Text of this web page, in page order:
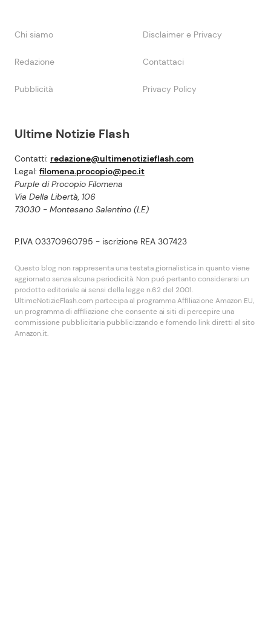
Ultime Notizie Flash
Contatti: redazione@ultimenotizieflash.com
Legal: filomena.procopio@pec.it
Purple di Procopio Filomena
Via Della Libertà, 106
73030 - Montesano Salentino (LE)
P.IVA 03370960795 - iscrizione REA 307423
Questo blog non rappresenta una testata giornalistica in quanto viene
aggiornato senza alcuna periodicità. Non puó pertanto considerarsi un
prodotto editoriale ai sensi della legge n.62 del 2001.
UltimeNotizieFlash.com partecipa al programma Affiliazione Amazon EU,
un programma di affiliazione che consente ai siti di percepire una
commissione pubblicitaria pubblicizzando e fornendo link diretti al sito
Amazon.it.
Chi siamo Disclaimer e Privacy
Redazione Contattaci
Pubblicità Privacy Policy